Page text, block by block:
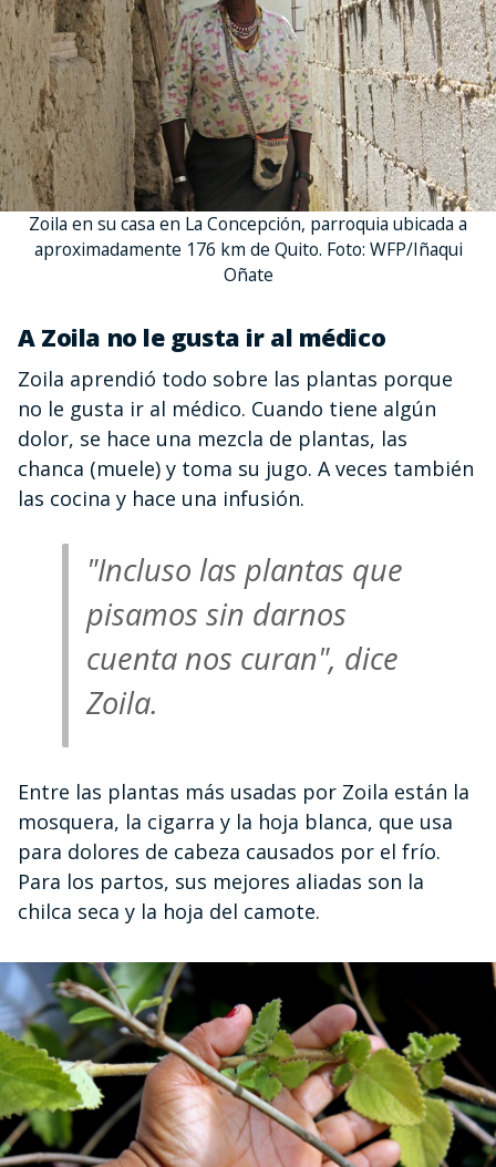
Zoila en su casa en La Concepción, parroquia ubicada a
aproximadamente 176 km de Quito. Foto: WFP/Iñaqui
Oñate
A Zoila no le gusta ir al médico
Zoila aprendió todo sobre las plantas porque
no le gusta ir al médico. Cuando tiene algún
dolor, se hace una mezcla de plantas, las
chanca (muele) y toma su jugo. A veces también
las cocina y hace una infusión.
"Incluso las plantas que
pisamos sin darnos
cuenta nos curan", dice
Zoila.
Entre las plantas más usadas por Zoila están la
mosquera, la cigarra y la hoja blanca, que usa
para dolores de cabeza causados por el frío.
Para los partos, sus mejores aliadas son la
chilca seca y la hoja del camote.